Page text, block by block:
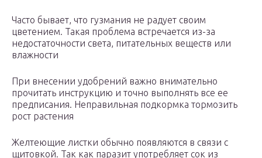
Часто бывает, что гузмания не радует своим
цветением. Такая проблема встречается из-за
недостаточности света, питательных веществ или
влажности
При внесении удобрений важно внимательно
прочитать инструкцию и точно выполнять все ее
предписания. Неправильная подкормка тормозить
рост растения
Желтеющие листки обычно появляются в связи с
щитовкой. Так как паразит употребляет сок из